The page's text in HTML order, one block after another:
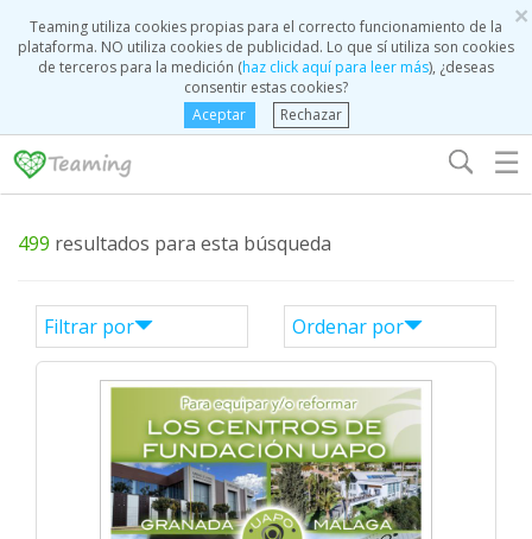
×
Teaming utiliza cookies propias para el correcto funcionamiento de la
plataforma. NO utiliza cookies de publicidad. Lo que sí utiliza son cookies
de terceros para la medición (haz click aquí para leer más), ¿deseas
consentir estas cookies?
Aceptar
Rechazar
☰
499 resultados para esta búsqueda
Filtrar por Ordenar por